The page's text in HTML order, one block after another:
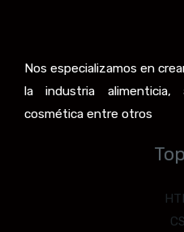
Nos especializamos en
la industria alimenticia,
cosmética entre otros